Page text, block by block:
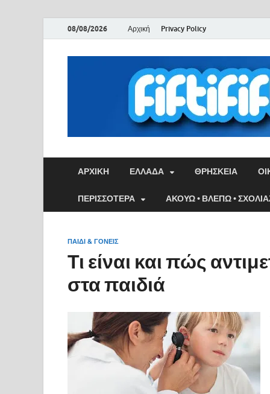
08/08/2026 Αρχική Privacy Policy
ΑΡΧΙΚΉ ΕΛΛΑΔΑ ΘΡΗΣΚΕΙΑ
ΠΕΡΙΣΣΟΤΕΡΑ ΑΚΟΥΩ • ΒΛΕΠΩ •
ΠΑΙΔΊ & ΓΟΝΕΊΣ
Τι είναι και πώς
στα παιδιά